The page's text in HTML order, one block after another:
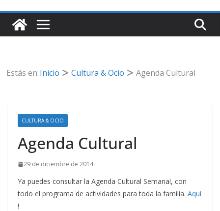
Estás en:Inicio Cultura & Ocio Agenda Cultural
CULTURA & OCIO
Agenda Cultural
29 de diciembre de 2014
Ya puedes consultar la Agenda Cultural Semanal, con
todo el programa de actividades para toda la familia. Aquí
!